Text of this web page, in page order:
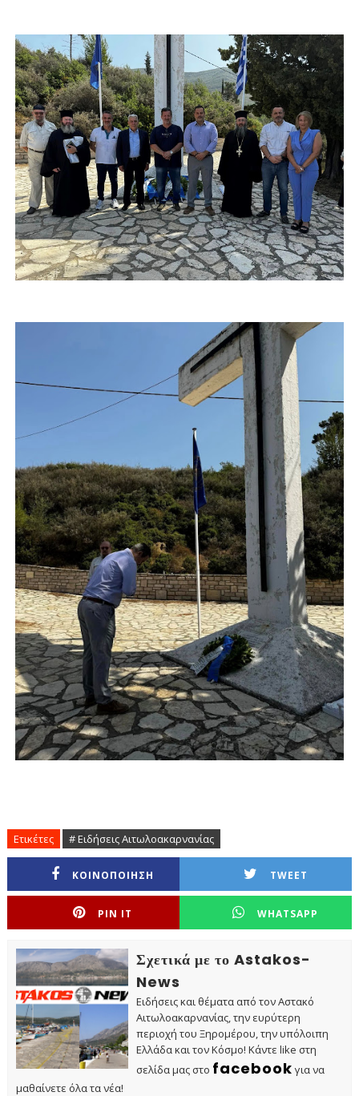
Ετικέτες # Ειδήσεις Αιτωλοακαρνανίας
ΚΟΙΝΟΠΟΙΗΣΗ TWEET
PIN IT WHATSAPP
Σχετικά με το Astakos-
News
Ειδήσεις και θέματα από τον Αστακό
Αιτωλοακαρνανίας, την ευρύτερη
περιοχή του Ξηρομέρου, την υπόλοιπη
Ελλάδα και τον Κόσμο! Κάντε like στη
σελίδα μας στο facebook για να
μαθαίνετε όλα τα νέα!